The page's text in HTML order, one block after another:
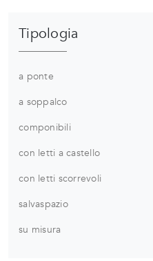
Tipologia
a ponte
a soppalco
componibili
con letti a castello
con letti scorrevoli
salvaspazio
su misura